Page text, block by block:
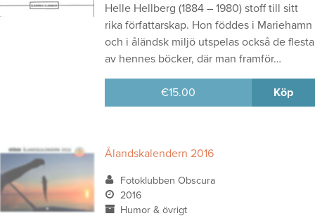
Helle Hellberg (1884 – 1980) stoff till sitt
rika författarskap. Hon föddes i Mariehamn
och i åländsk miljö utspelas också de flesta
av hennes böcker, där man framför…
€15.00 Köp
Ålandskalendern 2016
Fotoklubben Obscura
2016
Humor & övrigt